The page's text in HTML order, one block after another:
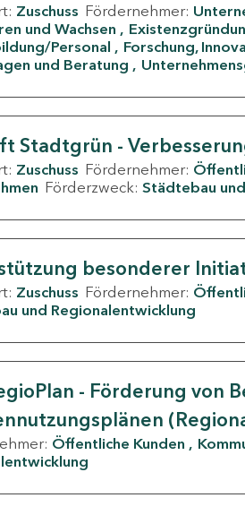
Zuschuss Fördernehmer:
und Wachsen
Personal
Forschung,
und Beratung
Stadtgrün -
Zuschuss Fördernehmer:
Förderzweck: Städtebau
besonderer
Zuschuss Fördernehmer:
und Regionalentwicklung
- Förderung von
Öffentliche Kunden